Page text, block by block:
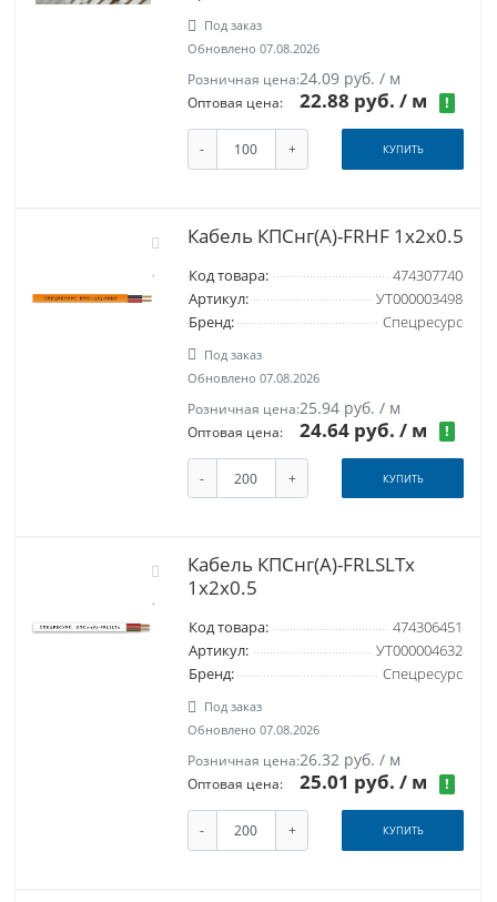
Под заказ
Обновлено 07.08.2026
Розничная цена:24.09 руб. / м
Оптовая цена: 22.88 руб./ м !
- + КУПИТЬ
Кабель КПСнг(A)-FRHF 1x2x0.5
Код товара:
474307740
Артикул:
УТ000003498
Бренд:
Спецресурс
Под заказ
Обновлено 07.08.2026
Розничная цена:25.94 руб. / м
Оптовая цена: 24.64 руб./ м !
- + КУПИТЬ
Кабель КПСнг(А)-FRLSLTx
1x2x0.5
Код товара:
474306451
Артикул:
УТ000004632
Бренд:
Спецресурс
Под заказ
Обновлено 07.08.2026
Розничная цена:26.32 руб. / м
Оптовая цена: 25.01 руб./ м !
- + КУПИТЬ